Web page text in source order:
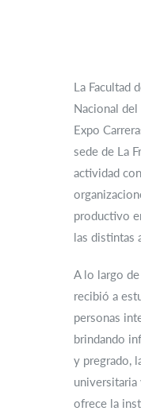
La Facultad
Nacional
Expo
sede de La
actividad
productivo
las distintas
A lo largo
recibió a
personas
brindando
y pregrado,
universitaria
ofrece la